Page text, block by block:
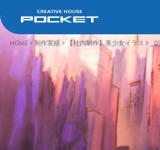
HOME>制作実績> 【社内制作】美少女イラスト_01